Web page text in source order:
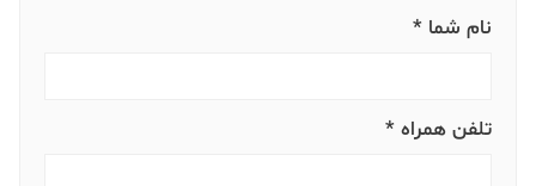
نام شما *
تلفن همراه *